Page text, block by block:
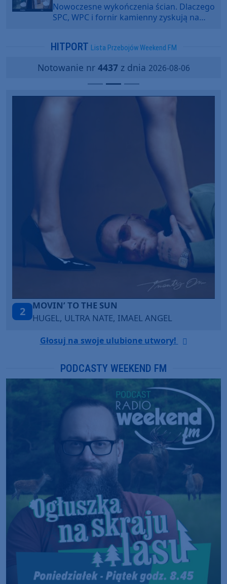
Nowoczesne wykończenia ścian. Dlaczego
SPC, WPC i fornir kamienny zyskują na
HITPORT Lista Przebojów Weekend FM
Notowanie nr 4437z dnia 2026-08-06
2
MOVIN’ TO THE SUN
HUGEL, ULTRA NATE, IMAEL ANGEL
Głosuj na swoje ulubione utwory!
PODCASTY WEEKEND FM